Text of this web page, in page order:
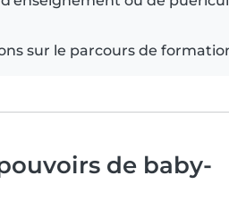
sur le parcours de
de baby-